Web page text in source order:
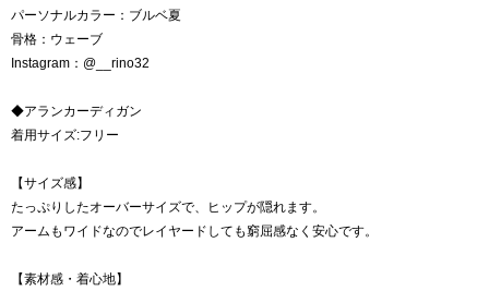
パーソナルカラー：ブルベ夏
骨格：ウェーブ
Instagram：@__rino32
◆アランカーディガン
着用サイズ:フリー
【サイズ感】
たっぷりしたオーバーサイズで、ヒップが隠れます。
アームもワイドなのでレイヤードしても窮屈感なく安心です。
【素材感・着心地】